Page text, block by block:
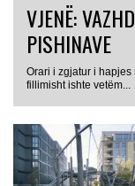
VJENË:
PISHINAVE
Orari i zgjatur i
fillimisht ishte vetëm...